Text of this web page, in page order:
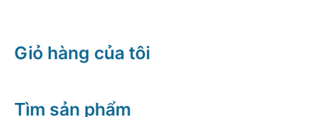
Giỏ hàng của tôi
Tìm sản phẩm